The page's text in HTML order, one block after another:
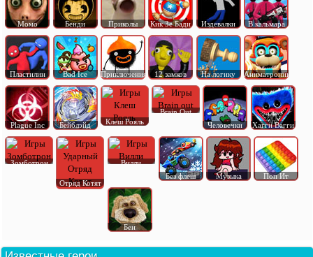
Момо Бенди Приколы Кик Зе Бади Издевалки В кальмара
Пластилин Bad Ice Приключения 12 замков На логику Аниматроник
Plague Inc Бейблэйд Клеш Рояль
Brain Out
Человечки
Хагги Вагги
Зомботрон
Отряд Котят
Вилли
Без флеш
Музыка Поп Ит
Бен